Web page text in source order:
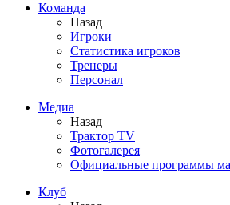
Команда
Назад
Игроки
Статистика игроков
Тренеры
Персонал
Медиа
Назад
Трактор TV
Фотогалерея
Официальные программы
Клуб